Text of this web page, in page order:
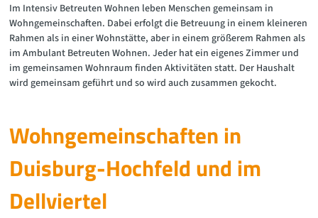
Im Intensiv Betreuten Wohnen leben Menschen gemeinsam in
Wohngemeinschaften. Dabei erfolgt die Betreuung in einem kleineren
Rahmen als in einer Wohnstätte, aber in einem größerem Rahmen als
im Ambulant Betreuten Wohnen. Jeder hat ein eigenes Zimmer und
im gemeinsamen Wohnraum finden Aktivitäten statt. Der Haushalt
wird gemeinsam geführt und so wird auch zusammen gekocht.
Wohngemeinschaften in
Duisburg-Hochfeld und im
Dellviertel